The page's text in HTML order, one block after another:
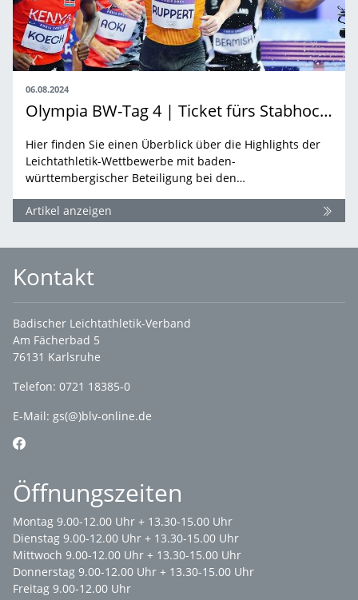
06.08.2024
Olympia BW-Tag 4 | Ticket fürs Stabhochsprung-Finale und Vorläufe mit Hindernissen
Hier finden Sie einen Überblick über die Highlights der
Leichtathletik-Wettbewerbe mit baden-
württembergischer Beteiligung bei den…
Artikel anzeigen
Kontakt
Badischer Leichtathletik-Verband
Am Fächerbad 5
76131 Karlsruhe
Telefon: 0721 18385-0
E-Mail: gs(@)blv-online.de
Öffnungszeiten
Montag 9.00-12.00 Uhr + 13.30-15.00 Uhr
Dienstag 9.00-12.00 Uhr + 13.30-15.00 Uhr
Mittwoch 9.00-12.00 Uhr + 13.30-15.00 Uhr
Donnerstag 9.00-12.00 Uhr + 13.30-15.00 Uhr
Freitag 9.00-12.00 Uhr